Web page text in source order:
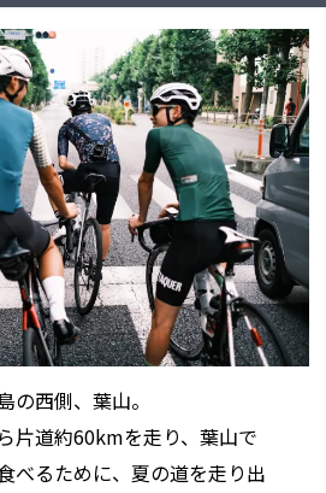
の西側、葉山。
片道約60kmを走り、葉山で
べるために、夏の道を走り出